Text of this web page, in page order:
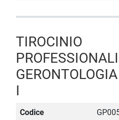
TIROCINIO
I
Codice